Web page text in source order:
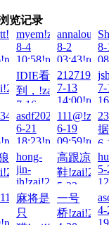
览记录
myem!zai!2026-
8-4
10:58!read!
8-2
03:43!read!
8-
IDIE看
到，!zai!2026-
7-16
23:58!read!
7-13
14:00!read!
7-
6-21
18:23!read!
6-19
09:59!read!
23
6-
hong-
jin-
jh!zai!2026-
5-28
11:48!read!
高跟凉
鞋
5-23
18:33!read!
麻将是
只
猫!zai!2026-
一号
桥
4-30
4-